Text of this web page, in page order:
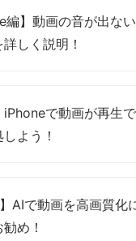
編】動画の音が出な
しく説明！
iPhoneで動画が再生
よう！
】AIで動画を高画質化
め！